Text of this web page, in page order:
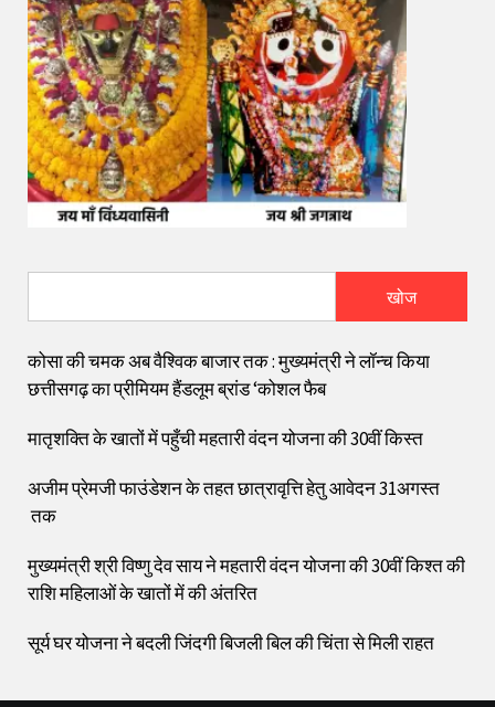
खोज
कोसा की चमक अब वैश्विक बाजार तक : मुख्यमंत्री ने लॉन्च किया
छत्तीसगढ़ का प्रीमियम हैंडलूम ब्रांड ‘कोशल फैब
मातृशक्ति के खातों में पहुँची महतारी वंदन योजना की 30वीं किस्त
अजीम प्रेमजी फाउंडेशन के तहत छात्रावृत्ति हेतु आवेदन 31अगस्त
तक
मुख्यमंत्री श्री विष्णु देव साय ने महतारी वंदन योजना की 30वीं किश्त की
राशि महिलाओं के खातों में की अंतरित
सूर्य घर योजना ने बदली जिंदगी बिजली बिल की चिंता से मिली राहत